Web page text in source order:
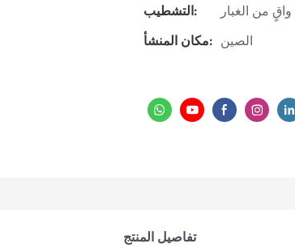
التشطيب:
من الغبار
مكان المنشأ: الصين
تفاصيل المنتج